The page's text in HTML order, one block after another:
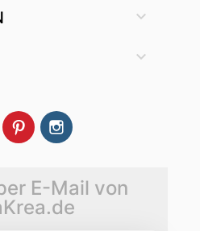


FacebookPinterest
E-Mail von